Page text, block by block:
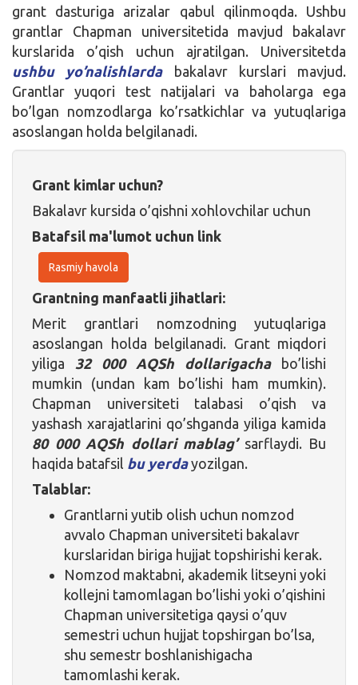
grant dasturiga arizalar qabul qilinmoqda. Ushbu
grantlar Chapman universitetida mavjud bakalavr
kurslarida o’qish uchun ajratilgan. Universitetda
ushbu yo’nalishlardabakalavr kurslari mavjud.
Grantlar yuqori test natijalari va baholarga ega
bo’lgan nomzodlarga ko’rsatkichlar va yutuqlariga
asoslangan holda belgilanadi.
Grant kimlar uchun?
Bakalavr kursida o’qishni xohlovchilar uchun
Batafsil ma'lumot uchun link
Rasmiy havola
Grantning manfaatli jihatlari:
Merit grantlari nomzodning yutuqlariga
asoslangan holda belgilanadi. Grant miqdori
yiliga 32 000 AQSh dollarigachabo’lishi
mumkin (undan kam bo’lishi ham mumkin).
Chapman universiteti talabasi o’qish va
yashash xarajatlarini qo’shganda yiliga kamida
80 000 AQSh dollari mablag’sarflaydi. Bu
haqida batafsil bu yerdayozilgan.
Talablar:
Grantlarni yutib olish uchun nomzod
avvalo Chapman universiteti bakalavr
kurslaridan biriga hujjat topshirishi kerak.
Nomzod maktabni, akademik litseyni yoki
kollejni tamomlagan bo’lishi yoki o’qishini
Chapman universitetiga qaysi o’quv
semestri uchun hujjat topshirgan bo’lsa,
shu semestr boshlanishigacha
tamomlashi kerak.